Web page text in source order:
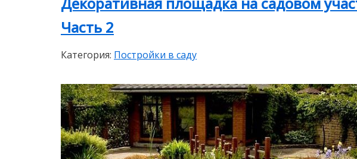
Часть 2
Категория: Постройки в саду